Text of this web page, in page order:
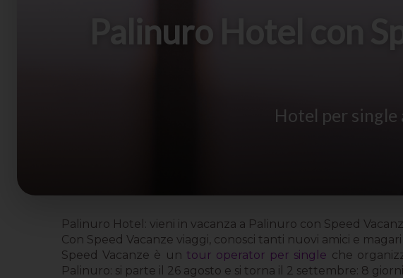
Palinuro Hotel con
Hotel per single
Palinuro Hotel: vieni in vacanza a Palinuro con Speed
Con Speed Vacanze viaggi, conosci tanti nuovi amici e
Speed Vacanze è un tour operator per single che
Palinuro: si parte il 26 agosto e si torna il 2 settembre: 8